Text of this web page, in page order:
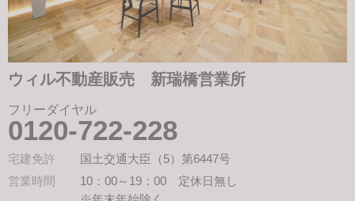
ウィル不動産販売 新瑞橋営業所
フリーダイヤル
0120-722-228
宅建免許
国土交通大臣（5）第6447号
営業時間
10：00～19：00 定休日無し